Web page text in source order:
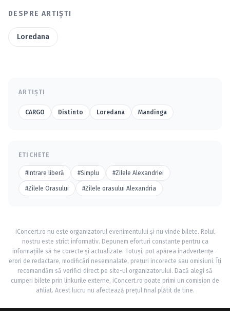
DESPRE ARTIȘTI
Loredana
ARTIȘTI
CARGO Distinto Loredana Mandinga
ETICHETE
#Intrare liberă #Simplu #Zilele Alexandriei
#Zilele Orasului #Zilele orasului Alexandria
iConcert.ro nu este organizatorul evenimentului și nu vinde bilete. Rolul
nostru este strict informativ. Depunem eforturi constante pentru ca
informațiile să fie corecte și actualizate. Totuși, pot apărea inadvertențe -
erori de redactare, modificări nesemnalate, prețuri incorecte sau omisiuni. Îți
recomandăm să verifici direct pe site-ul organizatorului. Dacă alegi să
cumperi bilete prin linkurile externe, iConcert.ro poate primi un comision de
afiliat. Acest lucru nu afectează prețul final plătit de tine.